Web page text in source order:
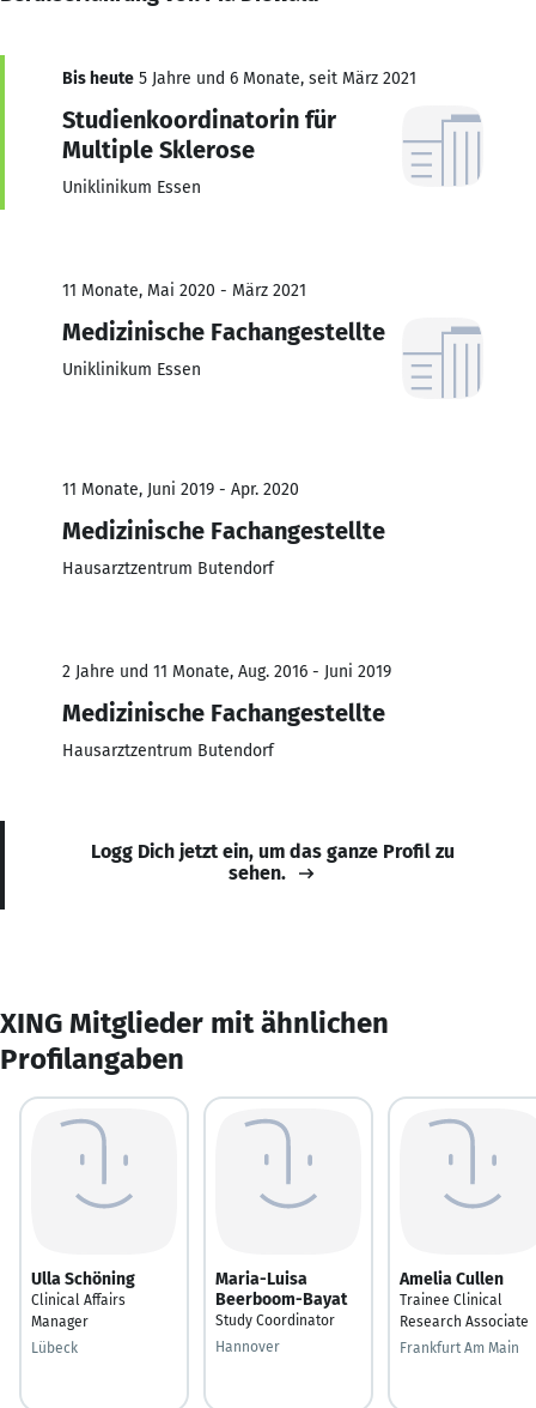
Bis heute 5 Jahre und 6 Monate, seit März 2021
Studienkoordinatorin für
Multiple Sklerose
Uniklinikum Essen
11 Monate, Mai 2020 - März 2021
Medizinische Fachangestellte
Uniklinikum Essen
11 Monate, Juni 2019 - Apr. 2020
Medizinische Fachangestellte
Hausarztzentrum Butendorf
2 Jahre und 11 Monate, Aug. 2016 - Juni 2019
Medizinische Fachangestellte
Hausarztzentrum Butendorf
Logg Dich jetzt ein, um das ganze Profil zu
sehen.
XING Mitglieder mit ähnlichen
Profilangaben
Ulla Schöning
Clinical Affairs
Manager
Lübeck
Maria-Luisa
Beerboom-Bayat
Study Coordinator
Hannover
Amelia Cullen
Trainee Clinical
Research Associate
Frankfurt Am Main